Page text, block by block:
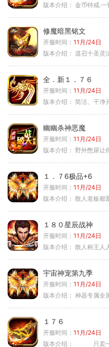
版本介绍： 金币特戒.一
修魔暗黑铭文
开服时间： 11月/24日
版本介绍： 道召十圣灵
全．新１．７６
开服时间： 11月/24日
版本介绍： 简洁、干净
幽幽杀神恶魔
开服时间： 11月/24日
版本介绍： 野外憋尿让
１．７6极品+6
开服时间： 11月/24日
版本介绍： 散人老板都
１８０星辰战神
开服时间： 11月/24日
版本介绍： 散人称王人
宇宙神宠第九季
开服时间： 11月/24日
版本介绍： 神器专属全
１７６
开服时间： 11月/24日
版本介绍：
只卖一